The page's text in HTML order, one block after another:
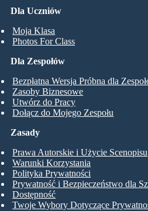
Dla Uczniów
Moja Klasa
Photos For Class
Dla Zespołów
Bezpłatna Wersja Próbna dla
Zasoby Biznesowe
Utwórz do Pracy
Dołącz do Mojego Zespołu
Zasady
Prawa Autorskie i Użycie Scenopisu
Warunki Korzystania
Polityka Prywatności
Prywatność i Bezpieczeństwo dla
Dostępność
Twoje Wybory Dotyczące